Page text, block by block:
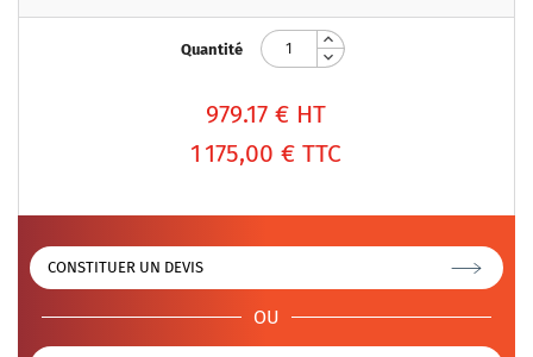
Quantité
979.17 € HT
1 175,00 € TTC
CONSTITUER UN DEVIS
OU